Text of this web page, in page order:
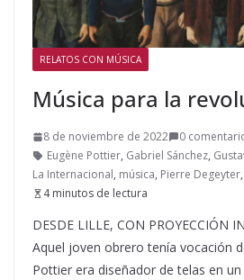
RELATOS CON MÚSICA
Música para la
8 de noviembre de 2022
0
Eugène Pottier, Gabriel Sánchez,
La Internacional, música, Pierre Degeyter,
4 minutos de lectura
DESDE LILLE, CON PROYECCIÓN
Aquel joven obrero tenía vocación
Pottier era diseñador de telas en un